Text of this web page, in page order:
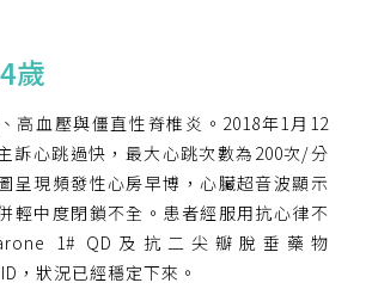
歲
高血壓與僵直性脊椎炎。2018年1月12
訴心跳過快，最大心跳次數為200次/分
呈現頻發性心房早博，心臟超音波顯示
輕中度閉鎖不全。患者經服用抗心律不
1# QD及抗二尖瓣脫垂藥物
，狀況已經穩定下來。
成功送出會員申請